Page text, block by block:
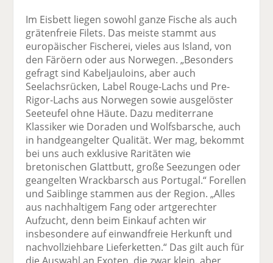
Im Eisbett liegen sowohl ganze Fische als auch
grätenfreie Filets. Das meiste stammt aus
europäischer Fischerei, vieles aus Island, von
den Färöern oder aus Norwegen. „Besonders
gefragt sind Kabeljauloins, aber auch
Seelachsrücken, Label Rouge-Lachs und Pre-
Rigor-Lachs aus Norwegen sowie ausgelöster
Seeteufel ohne Häute. Dazu mediterrane
Klassiker wie Doraden und Wolfsbarsche, auch
in handgeangelter Qualität. Wer mag, bekommt
bei uns auch exklusive Raritäten wie
bretonischen Glattbutt, große Seezungen oder
geangelten Wrackbarsch aus Portugal.“ Forellen
und Saiblinge stammen aus der Region. „Alles
aus nachhaltigem Fang oder artgerechter
Aufzucht, denn beim Einkauf achten wir
insbesondere auf einwandfreie Herkunft und
nachvollziehbare Lieferketten.“ Das gilt auch für